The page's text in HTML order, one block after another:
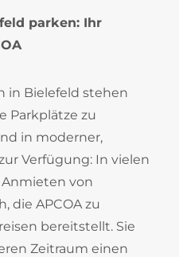
parken: Ihr
in Bielefeld stehen
Parkplätze zu
in moderner,
Verfügung: In vielen
Anmieten von
die APCOA zu
bereitstellt. Sie
Zeitraum einen